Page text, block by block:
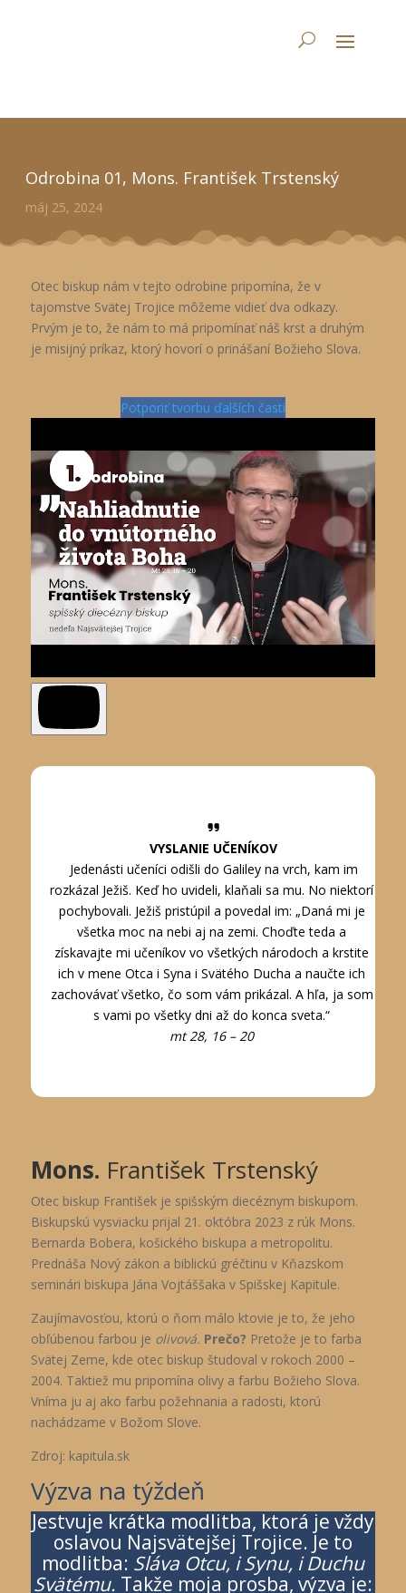
Odrobina 01, Mons. František Trstenský
máj 25, 2024
Otec biskup nám v tejto odrobine pripomína, že v
tajomstve Svätej Trojice môžeme vidieť dva odkazy.
Prvým je to, že nám to má pripomínať náš krst a druhým
je misijný príkaz, ktorý hovorí o prinášaní Božieho Slova.
Potporiť tvorbu ďalších častí
VYSLANIE UČENÍKOV
Jedenásti učeníci odišli do Galiley na vrch, kam im
rozkázal Ježiš. Keď ho uvideli, klaňali sa mu. No niektorí
pochybovali. Ježiš pristúpil a povedal im: „Daná mi je
všetka moc na nebi aj na zemi. Choďte teda a
získavajte mi učeníkov vo všetkých národoch a krstite
ich v mene Otca i Syna i Svätého Ducha a naučte ich
zachovávať všetko, čo som vám prikázal. A hľa, ja som
s vami po všetky dni až do konca sveta.“
mt 28, 16 – 20
Mons. František Trstenský
Otec biskup František je spišským diecéznym biskupom.
Biskupskú vysviacku prijal 21. októbra 2023 z rúk Mons.
Bernarda Bobera, košického biskupa a metropolitu.
Prednáša Nový zákon a biblickú gréčtinu v Kňazskom
seminári biskupa Jána Vojtáššaka v Spišskej Kapitule.
Zaujímavosťou, ktorú o ňom málo ktovie je to, že jeho
obľúbenou farbou je olivová. Prečo? Pretože je to farba
Svätej Zeme, kde otec biskup študoval v rokoch 2000 –
2004. Taktiež mu pripomína olivy a farbu Božieho Slova.
Vníma ju aj ako farbu požehnania a radosti, ktorú
nachádzame v Božom Slove.
Zdroj: kapitula.sk
Výzva na týždeň
Jestvuje krátka modlitba, ktorá je vždy
oslavou Najsvätejšej Trojice. Je to
modlitba: Sláva Otcu, i Synu, i Duchu
Svätému. Takže moja prosba, výzva je: